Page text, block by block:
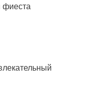
фиеста